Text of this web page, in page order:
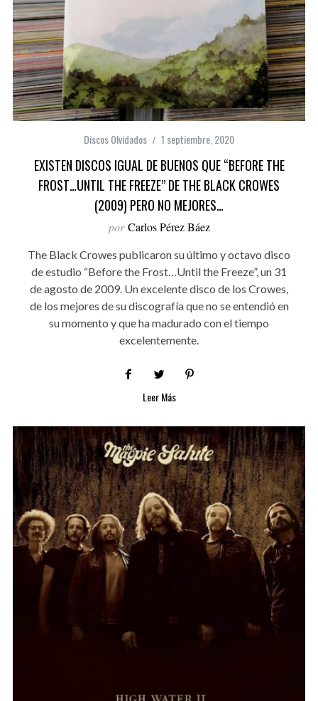
Discos Olvidados 1 septiembre, 2020
EXISTEN DISCOS IGUAL DE BUENOS QUE “BEFORE THE
FROST…UNTIL THE FREEZE” DE THE BLACK CROWES
(2009) PERO NO MEJORES…
por Carlos Pérez Báez
The Black Crowes publicaron su último y octavo disco
de estudio “Before the Frost…Until the Freeze”, un 31
de agosto de 2009. Un excelente disco de los Crowes,
de los mejores de su discografía que no se entendió en
su momento y que ha madurado con el tiempo
excelentemente.
Leer Más